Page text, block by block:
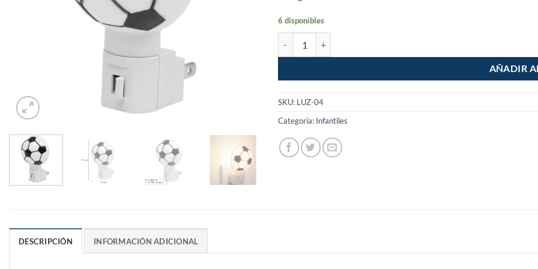
6 disponibles
AÑADIR
SKU: LUZ-04
Categoría: Infantiles
DESCRIPCIÓN INFORMACIÓN ADICIONAL